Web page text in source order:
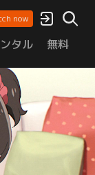
now
タル 無料